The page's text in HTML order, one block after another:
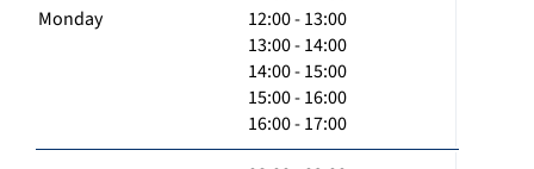
Monday
12:00 - 13:00
13:00 - 14:00
14:00 - 15:00
15:00 - 16:00
16:00 - 17:00